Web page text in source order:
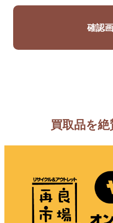
買取品を絶